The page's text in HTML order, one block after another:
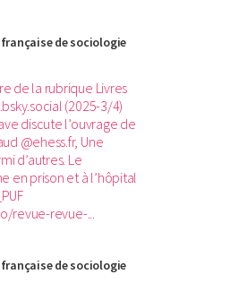
française de sociologie
de la rubrique Livres
(2025-3/4)‬
discute l’ouvrage de
@ehess.fr, Une
d’autres. Le
en prison et à l’hôpital
revue-revue-...
française de sociologie